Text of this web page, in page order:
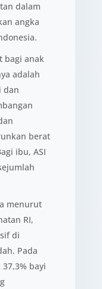
dalam
angka
bagi anak
adalah
dan
berat
ibu, ASI
menurut
RI,
di
Pada
bayi